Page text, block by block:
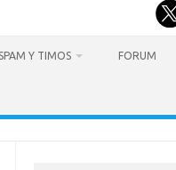
SPAM Y TIMOS FORUM